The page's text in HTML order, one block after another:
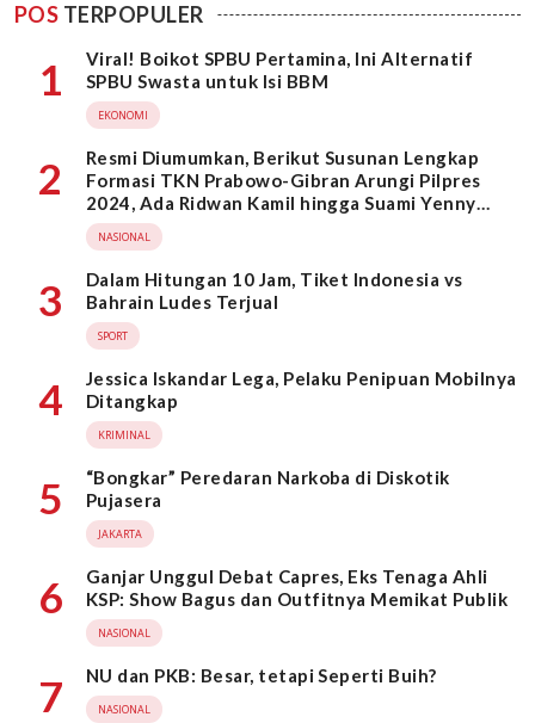
POS TERPOPULER
1
Viral! Boikot SPBU Pertamina, Ini Alternatif
SPBU Swasta untuk Isi BBM
EKONOMI
2
Resmi Diumumkan, Berikut Susunan Lengkap
Formasi TKN Prabowo-Gibran Arungi Pilpres
2024, Ada Ridwan Kamil hingga Suami Yenny
Wahid
NASIONAL
3
Dalam Hitungan 10 Jam, Tiket Indonesia vs
Bahrain Ludes Terjual
SPORT
4
Jessica Iskandar Lega, Pelaku Penipuan Mobilnya
Ditangkap
KRIMINAL
5
“Bongkar” Peredaran Narkoba di Diskotik
Pujasera
JAKARTA
6
Ganjar Unggul Debat Capres, Eks Tenaga Ahli
KSP: Show Bagus dan Outfitnya Memikat Publik
NASIONAL
7 NU dan PKB: Besar, tetapi Seperti Buih?
NASIONAL